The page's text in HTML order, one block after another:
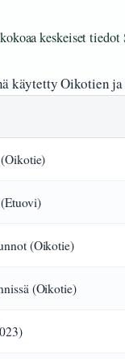
keskeiset tiedot
käytetty Oikotien
(Oikotie)
(Oikotie)